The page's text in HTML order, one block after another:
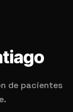
de pacientes